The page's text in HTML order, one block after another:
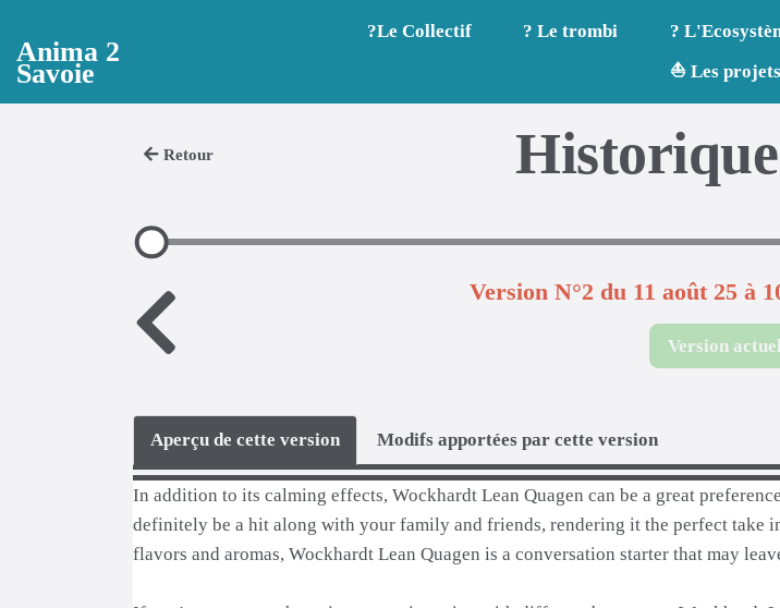
Anima 2
Savoie
?️Le Collectif ? Le trombi ?
⛵ Les
Retour
Version N°2 du 11 août 25 à
Version
Aperçu de cette version Modifs apportées par cette version